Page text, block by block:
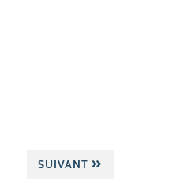
SUIVANT